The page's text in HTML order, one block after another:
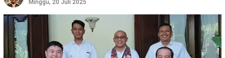
Minggu, 20 Juli 2025